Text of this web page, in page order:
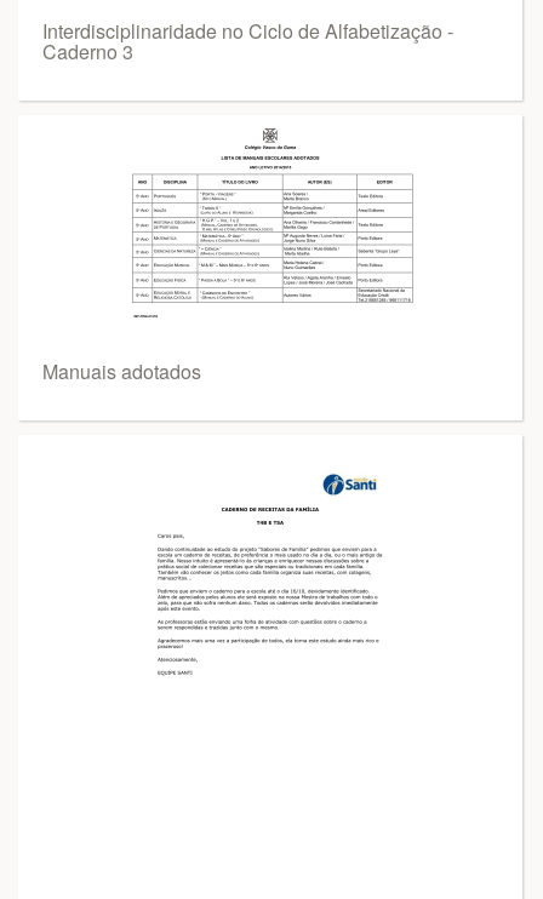
Interdisciplinaridade no Ciclo de Alfabetização -
Caderno 3
Manuais adotados